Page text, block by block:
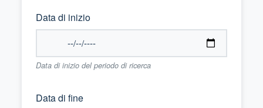
Data di inizio
Data di inizio del periodo di ricerca
Data di fine